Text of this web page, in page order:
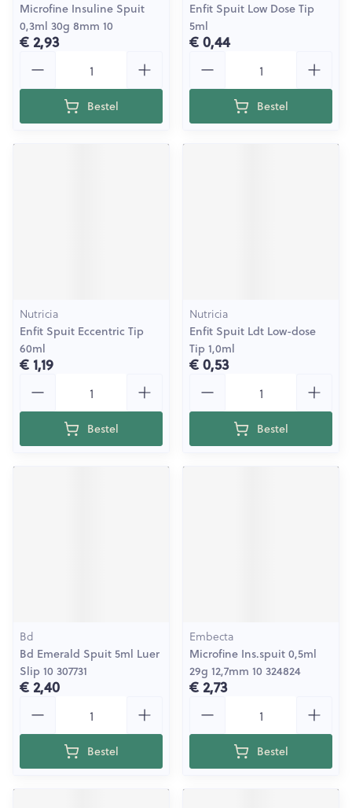
Microfine Insuline Spuit
0,3ml 30g 8mm 10
€ 2,93
Bestel
Enfit Spuit Low Dose Tip
5ml
€ 0,44
Bestel
Nutricia
Enfit Spuit Eccentric Tip
60ml
€ 1,19
Bestel
Nutricia
Enfit Spuit Ldt Low-dose
Tip 1,0ml
€ 0,53
Bestel
Bd
Bd Emerald Spuit 5ml Luer
Slip 10 307731
€ 2,40
Bestel
Embecta
Microfine Ins.spuit 0,5ml
29g 12,7mm 10 324824
€ 2,73
Bestel